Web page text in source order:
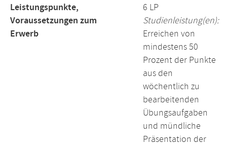
Leistungspunkte,
Voraussetzungen zum
Erwerb
6 LP
Studienleistung(en):
Erreichen von
mindestens 50
Prozent der Punkte
aus den
wöchentlich zu
bearbeitenden
Übungsaufgaben
und mündliche
Präsentation der